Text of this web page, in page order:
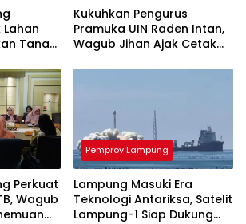
Lahan
Tanah
Kukuhkan Pengurus
Pramuka UIN Raden Intan,
Wagub Jihan Ajak Cetak
Indonesia Emas 2045
Perkuat
Wagub
Pemprov Lampung
Lampung Masuki Era
Teknologi Antariksa, Satelit
Lampung-1 Siap Dukung